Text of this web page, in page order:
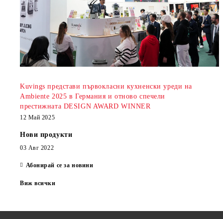
Kuvings представи първокласни кухненски уреди на
Ambiente 2025 в Германия и отново спечели
престижната DESIGN AWARD WINNER
12 Май 2025
Нови продукти
03 Авг 2022
Абонирай се за новини
Виж всички